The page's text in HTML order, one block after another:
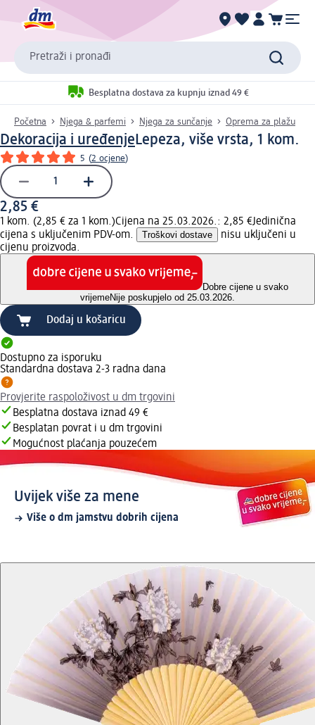
Pretraži i pronađi
Besplatna dostava za kupnju iznad 49 €
Početna Njega & parfemi Njega za sunčanje Oprema za plažu
Dekoracija i uređenjeLepeza, više vrsta, 1 kom.
5 (2 ocjene)
2,85 €
1 kom. (2,85 € za 1 kom.)Cijena na 25.03.2026.: 2,85 €Jedinična
cijena s uključenim PDV-om.
Troškovi dostave
nisu uključeni u
cijenu proizvoda.
Dobre cijene u svako
vrijemeNije poskupjelo od 25.03.2026.
Dodaj u košaricu
Dostupno za isporuku
Standardna dostava 2-3 radna dana
Provjerite raspoloživost u dm trgovini
Besplatna dostava iznad 49 €
Besplatan povrat i u dm trgovini
Mogućnost plaćanja pouzećem
Uvijek više za mene
Više o dm jamstvu dobrih cijena